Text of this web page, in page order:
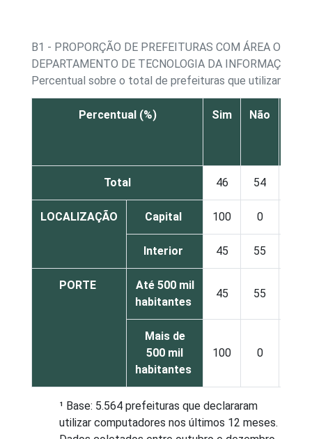
B1 - PROPORÇÃO DE PREFEITURAS COM ÁREA OU
DEPARTAMENTO DE TECNOLOGIA DA INFORMAÇÃO
Percentual sobre o total de prefeituras que utilizam
Percentual (%) Sim Não
Total 46 54
LOCALIZAÇÃO Capital 100 0
Interior 45 55
PORTE
Até 500 mil
habitantes
45 55
Mais de
500 mil
habitantes
100 0
¹ Base: 5.564 prefeituras que declararam
utilizar computadores nos últimos 12 meses.